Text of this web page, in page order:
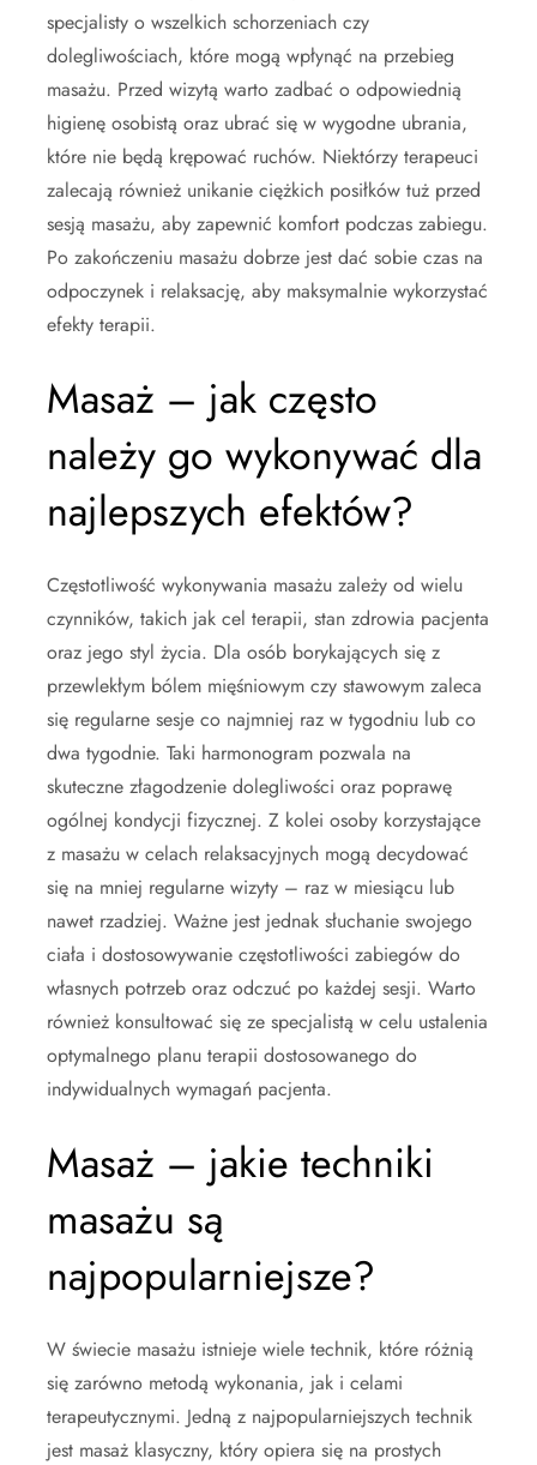
specjalisty o wszelkich schorzeniach czy
dolegliwościach, które mogą wpłynąć na przebieg
masażu. Przed wizytą warto zadbać o odpowiednią
higienę osobistą oraz ubrać się w wygodne ubrania,
które nie będą krępować ruchów. Niektórzy terapeuci
zalecają również unikanie ciężkich posiłków tuż przed
sesją masażu, aby zapewnić komfort podczas zabiegu.
Po zakończeniu masażu dobrze jest dać sobie czas na
odpoczynek i relaksację, aby maksymalnie wykorzystać
efekty terapii.
Masaż – jak często
należy go wykonywać dla
najlepszych efektów?
Częstotliwość wykonywania masażu zależy od wielu
czynników, takich jak cel terapii, stan zdrowia pacjenta
oraz jego styl życia. Dla osób borykających się z
przewlekłym bólem mięśniowym czy stawowym zaleca
się regularne sesje co najmniej raz w tygodniu lub co
dwa tygodnie. Taki harmonogram pozwala na
skuteczne złagodzenie dolegliwości oraz poprawę
ogólnej kondycji fizycznej. Z kolei osoby korzystające
z masażu w celach relaksacyjnych mogą decydować
się na mniej regularne wizyty – raz w miesiącu lub
nawet rzadziej. Ważne jest jednak słuchanie swojego
ciała i dostosowywanie częstotliwości zabiegów do
własnych potrzeb oraz odczuć po każdej sesji. Warto
również konsultować się ze specjalistą w celu ustalenia
optymalnego planu terapii dostosowanego do
indywidualnych wymagań pacjenta.
Masaż – jakie techniki
masażu są
najpopularniejsze?
W świecie masażu istnieje wiele technik, które różnią
się zarówno metodą wykonania, jak i celami
terapeutycznymi. Jedną z najpopularniejszych technik
jest masaż klasyczny, który opiera się na prostych